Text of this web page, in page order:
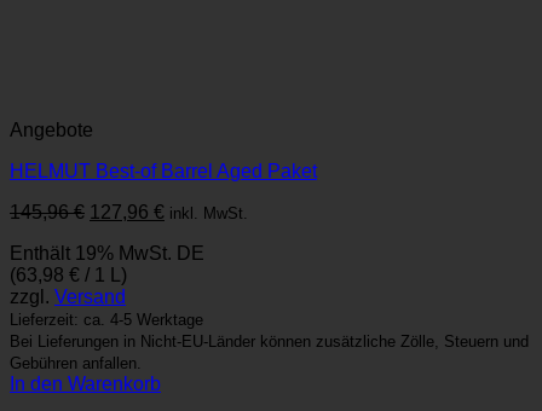
Angebote
HELMUT Best-of Barrel Aged Paket
145,96€ Ursprünglicher
war:
145,96 €
127,96 € Aktueller
ist:
inkl. MwSt.
Enthält 19% MwSt. DE
(63,98 € / 1 L)
zzgl. Versand
Lieferzeit: ca. 4-5 Werktage
Bei Lieferungen in Nicht-EU-Länder können zusätzliche Zölle, Steuern und
Gebühren anfallen.
In den Warenkorb